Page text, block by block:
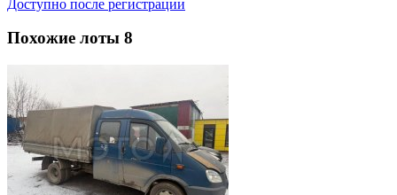
Доступно после регистрации
Похожие лоты 8